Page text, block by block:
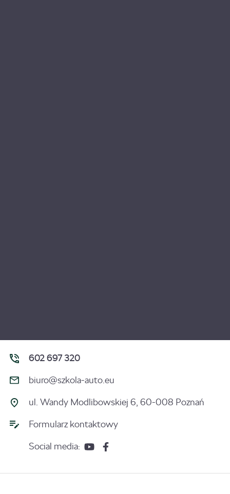
602 697 320
biuro@szkola-auto.eu
ul. Wandy Modlibowskiej 6, 60-008 Poznań
Formularz kontaktowy
Social media: